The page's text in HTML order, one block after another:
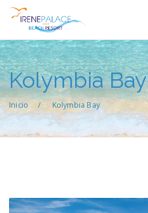
Kolymbia Bay
Inicio Kolymbia Bay